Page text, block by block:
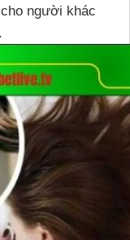
người khác